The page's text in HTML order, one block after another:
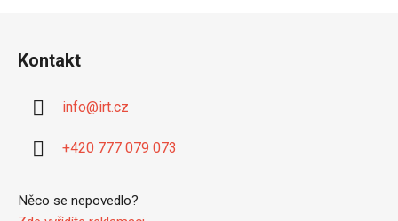
Kontakt
info@irt.cz
+420 777 079 073
Něco se nepovedlo?